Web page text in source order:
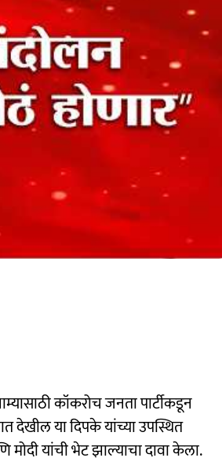
कॉकरोच जनता पार्टीकडून
या दिपके यांच्या उपस्थित
यांची भेट झाल्याचा दावा केला.